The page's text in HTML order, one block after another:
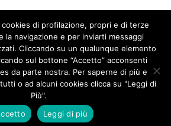
di profilazione, propri e di terze
la navigazione e per inviarti messaggi
Cliccando su un qualunque elemento
sul bottone “Accetto” acconsenti
da parte nostra. Per saperne di più e
o ad alcuni cookies clicca su "Leggi di
Più".
Leggi di più